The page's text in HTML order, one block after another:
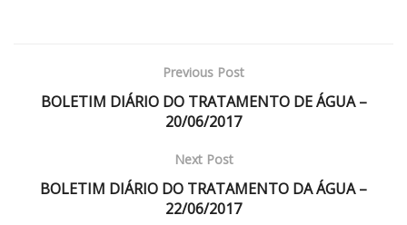
Previous Post
BOLETIM DIÁRIO DO TRATAMENTO DE ÁGUA –
20/06/2017
Next Post
BOLETIM DIÁRIO DO TRATAMENTO DA ÁGUA –
22/06/2017